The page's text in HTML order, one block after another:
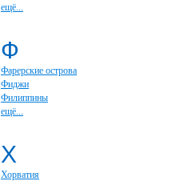
ещё...
Ф
Фарерские острова
Фиджи
Филиппины
ещё...
Х
Хорватия